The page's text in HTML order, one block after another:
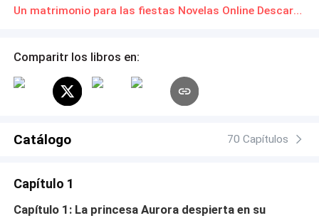
un total fiasco y que su carrera profesional se irá por el
ha creído en el romance y las relaciones, acepta por el
familia de aquel director comenzará a ablandar su
corazón al igual que aquel aparente frío director. Pero
no va orientada a la familia y el romance. ¿Será capaz de
Un matrimonio para las fiestas Novelas Online Descarga gratuita de PDF
Comparitr los libros en:
Catálogo 70 Capítulos
Capítulo 1
Capítulo 1: La princesa Aurora despierta en su